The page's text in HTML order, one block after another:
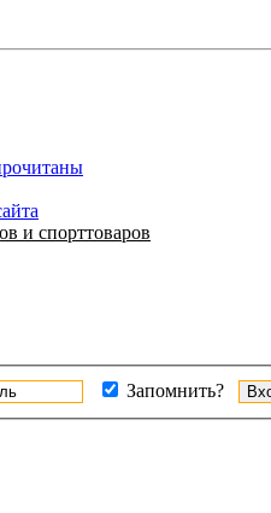
и спорттоваров
Запомнить?